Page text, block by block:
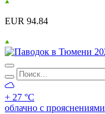
EUR 94.84
+ 27 °С
облачно с прояснениями